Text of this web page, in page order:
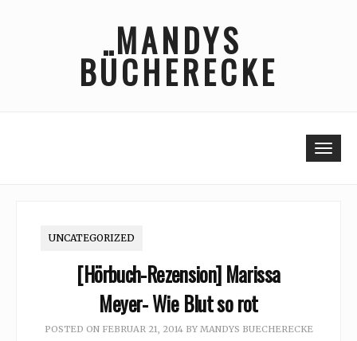
MANDYS
BÜCHERECKE
UNCATEGORIZED
[Hörbuch-Rezension] Marissa
Meyer- Wie Blut so rot
POSTED ON FEBRUAR 21, 2014BY MANDYS BUECHERECKE